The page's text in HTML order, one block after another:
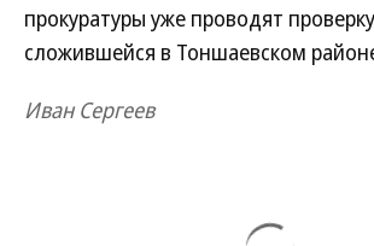
прокуратуры уже проводят
сложившейся в Тоншаевском
Иван Сергеев